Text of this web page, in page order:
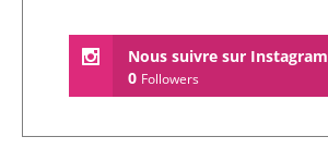
Nous suivre sur Instagram
0 Followers